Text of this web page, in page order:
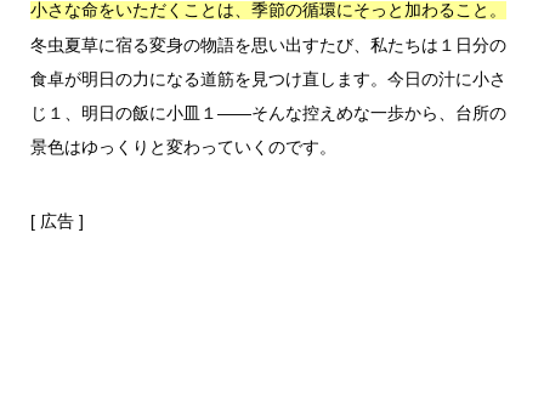
小さな命をいただくことは、季節の循環にそっと加わること。
冬虫夏草に宿る変身の物語を思い出すたび、私たちは１日分の
食卓が明日の力になる道筋を見つけ直します。今日の汁に小さ
じ１、明日の飯に小皿１――そんな控えめな一歩から、台所の
景色はゆっくりと変わっていくのです。
[ 広告 ]